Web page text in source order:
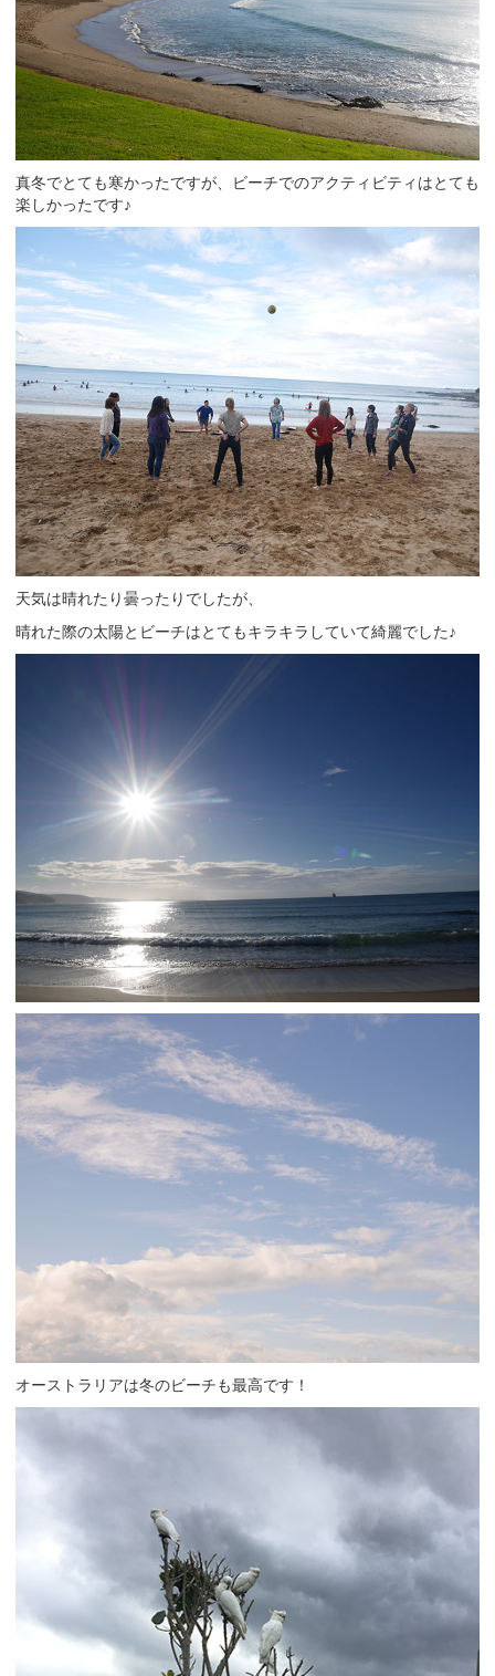
真冬でとても寒かったですが、ビーチでのアクティビティはとても
楽しかったです♪
天気は晴れたり曇ったりでしたが、
晴れた際の太陽とビーチはとてもキラキラしていて綺麗でした♪
オーストラリアは冬のビーチも最高です！